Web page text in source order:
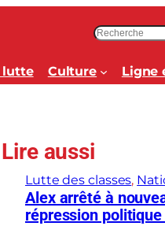
c
h
h
r
lutte Culture Ligne
Lire aussi
Lutte des classes,
Alex arrêté à
répression politique